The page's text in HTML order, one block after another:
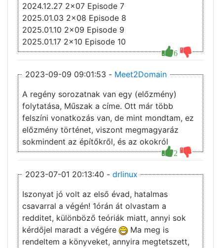
6
2024.12.27 2x07 Episode 7
2025.01.03 2x08 Episode 8
2025.01.10 2x09 Episode 9
2025.01.17 2x10 Episode 10
2023-09-09 09:01:53 - Meet2Domain
2
A regény sorozatnak van egy (előzmény)
folytatása, Műszak a címe. Ott már több
felszíni vonatkozás van, de mint mondtam, ez
előzmény történet, viszont megmagyaráz
sokmindent az építőkről, és az okokról
2023-07-01 20:13:40 - drlinux
Iszonyat jó volt az első évad, hatalmas
csavarral a végén! 1órán át olvastam a
redditet, különböző teóriák miatt, annyi sok
kérdőjel maradt a végére
Ma meg is
rendeltem a könyveket, annyira megtetszett,